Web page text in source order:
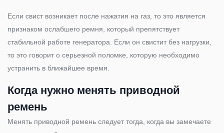
Если свист возникает после нажатия на газ, то это является
признаком ослабшего ремня, который препятствует
стабильной работе генератора. Если он свистит без нагрузки,
то это говорит о серьезной поломке, которую необходимо
устранить в ближайшее время.
Когда нужно менять приводной
ремень
Менять приводной ремень следует тогда, когда вы замечаете